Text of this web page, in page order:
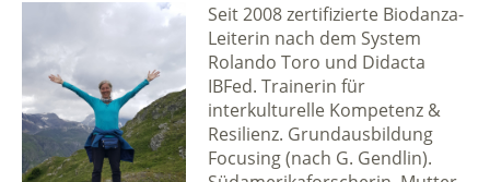
Seit 2008 zertifizierte Biodanza-
Leiterin nach dem System
Rolando Toro und Didacta
IBFed. Trainerin für
interkulturelle Kompetenz &
Resilienz. Grundausbildung
Focusing (nach G. Gendlin).